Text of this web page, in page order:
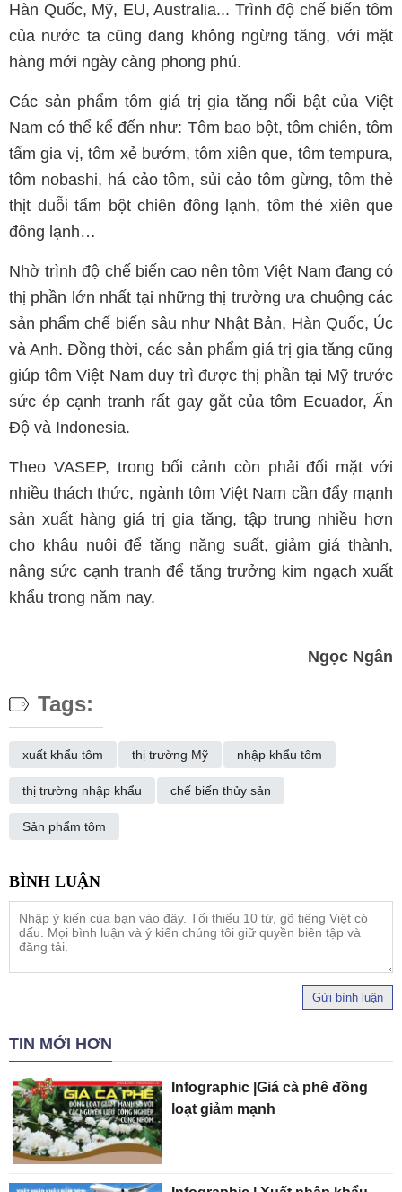
Hàn Quốc, Mỹ, EU, Australia... Trình độ chế biến tôm
của nước ta cũng đang không ngừng tăng, với mặt
hàng mới ngày càng phong phú.
Các sản phẩm tôm giá trị gia tăng nổi bật của Việt
Nam có thể kể đến như: Tôm bao bột, tôm chiên, tôm
tẩm gia vị, tôm xẻ bướm, tôm xiên que, tôm tempura,
tôm nobashi, há cảo tôm, sủi cảo tôm gừng, tôm thẻ
thịt duỗi tẩm bột chiên đông lạnh, tôm thẻ xiên que
đông lạnh…
Nhờ trình độ chế biến cao nên tôm Việt Nam đang có
thị phần lớn nhất tại những thị trường ưa chuộng các
sản phẩm chế biến sâu như Nhật Bản, Hàn Quốc, Úc
và Anh. Đồng thời, các sản phẩm giá trị gia tăng cũng
giúp tôm Việt Nam duy trì được thị phần tại Mỹ trước
sức ép cạnh tranh rất gay gắt của tôm Ecuador, Ấn
Độ và Indonesia.
Theo VASEP, trong bối cảnh còn phải đối mặt với
nhiều thách thức, ngành tôm Việt Nam cần đẩy mạnh
sản xuất hàng giá trị gia tăng, tập trung nhiều hơn
cho khâu nuôi để tăng năng suất, giảm giá thành,
nâng sức cạnh tranh để tăng trưởng kim ngạch xuất
khẩu trong năm nay.
Ngọc Ngân
Tags:
xuất khẩu tôm thị trường Mỹ nhập khẩu tôm
thị trường nhập khẩu chế biến thủy sản
Sản phẩm tôm
Gửi bình luận
TIN MỚI HƠN
Infographic |Giá cà phê đồng
loạt giảm mạnh